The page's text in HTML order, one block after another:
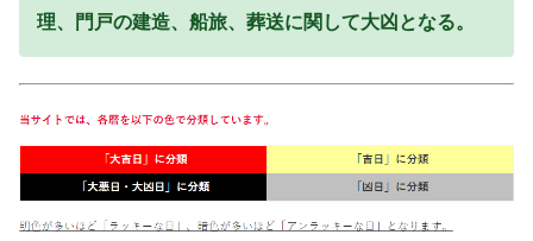
理、門戸の建造、船旅、葬送に関して大凶となる。